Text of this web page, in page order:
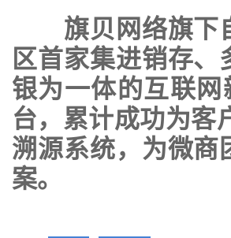
旗贝网络旗下自
区首家集进销存
银为一体的互联
台，累计成功为客
溯源系统，为微商
案。